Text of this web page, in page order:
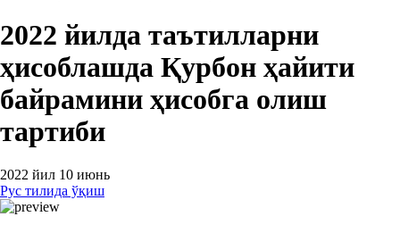
2022 йилда таътилларни
ҳисоблашда Қурбон ҳайити
байрамини ҳисобга олиш
тартиби
2022 йил 10 июнь
Рус тилида ўқиш